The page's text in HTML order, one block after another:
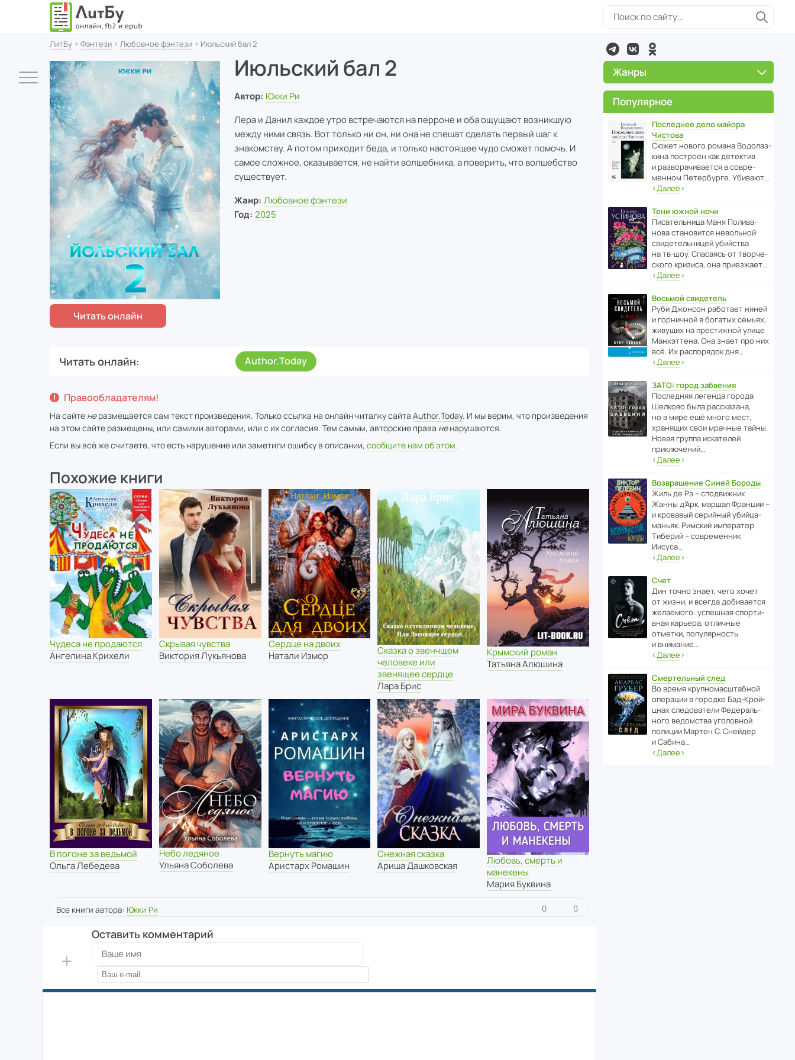
ЛитБу › Фэнтези › Любовное фэнтези › Июльский бал 2
Июльский бал 2
Автор: Юкки Ри
Лера и Данил каждое утро встречаются на перроне и оба ощущают возникшую
между ними связь. Вот только ни он, ни она не спешат сделать первый шаг к
знакомству. А потом приходит беда, и только настоящее чудо сможет помочь. И
самое сложное, оказывается, не найти волшебника, а поверить, что волшебство
существует.
Жанр: Любовное фэнтези
Год: 2025
Читать онлайн Author.Today
Правообладателям!
На сайте неразмещается сам текст произведения. Только ссылка на онлайн читалку сайта Author.Today. И мы верим, что произведения
на этом сайте размещены, или самими авторами, или с их согласия. Тем самым, авторские права ненарушаются.
Если вы всё же считаете, что есть нарушение или заметили ошибку в описании, сообщите нам об этом.
Похожие книги
Чудеса не продаются
Ангелина Крихели
Скрывая чувства
Виктория Лукьянова
Сердце на двоих
Натали Измор
Сказка о звенчщем
человеке или
звенящее сердце
Лара Брис
Крымский роман
Татьяна Алюшина
В погоне за ведьмой
Ольга Лебедева
Небо ледяное
Ульяна Соболева
Вернуть магию
Аристарх Ромашин
Снежная сказка
Ариша Дашковская
Любовь, смерть и
манекены
Мария Буквина
Все книги автора: Юкки Ри 0 0
Оставить комментарий
Жанры
Популярное
Последнее дело майора
Чистова
Сюжет нового романа Водо­ла­з­
кина пост­роен как дете­ктив
и разво­ра­чи­ва­ется в совре­
менном Пете­р­бурге. Убивают…
‹Далее›
Тени южной ночи
Писа­тель­ница Маня Поли­ва­
нова стано­вится невольной
свиде­тель­ницей убийства
на тв-шоу. Спасаясь от твор­че­
с­кого кризиса, она приезжает…
‹Далее›
Восьмой свидетель
Руби Джонсон рабо­тает няней
и горни­чной в богатых семьях,
живущих на прес­ти­жной улице
Манх­эт­тена. Она знает про них
всё. Их распо­рядок дня…
‹Далее›
ЗАТО: город забвения
После­дняя легенда города
Шелково была расска­зана,
но в мире ещё много мест,
хранящих свои мрачные тайны.
Новая группа иска­телей
приключений…
‹Далее›
Возвращение Синей Бороды
Жиль де Рэ – спод­ви­жник
Жанны д’Арк, маршал Франции –
и кровавый серийный убийца-
маньяк. Римский импе­ратор
Тиберий – совре­менник
Иисуса…
‹Далее›
Счет
Дин точно знает, чего хочет
от жизни, и всегда доби­ва­ется
жела­е­мого: успе­шная спор­ти­
вная карьера, отли­чные
отметки, попу­ля­р­ность
и внимание…
‹Далее›
Смертельный след
Во время круп­но­мас­ш­та­бной
операции в городке Бад‑Крой­
цнах следо­ва­тели Феде­раль­
ного ведомства уголо­вной
полиции Мартен С. Снейдер
и Сабина…
‹Далее›